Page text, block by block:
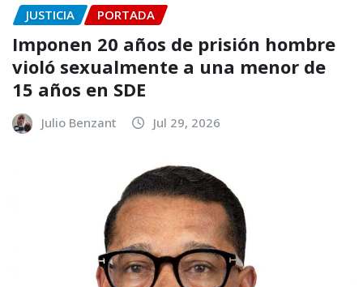
JUSTICIA PORTADA
Imponen 20 años de prisión hombre
violó sexualmente a una menor de
15 años en SDE
Julio Benzant Jul 29, 2026